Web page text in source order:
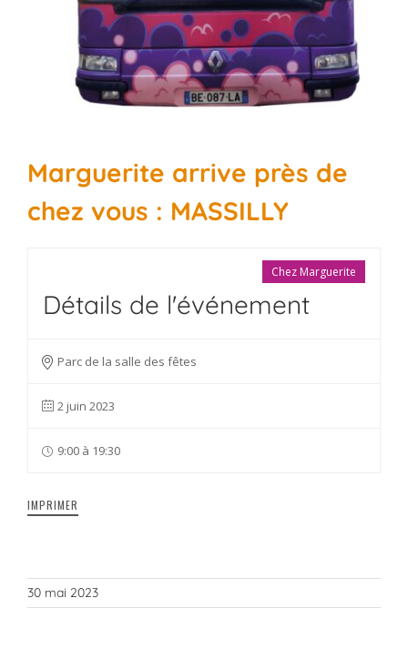
Marguerite arrive près de
chez vous : MASSILLY
Chez Marguerite
Détails de l'événement
Parc de la salle des fêtes
2 juin 2023
9:00 à 19:30
IMPRIMER
30 mai 2023